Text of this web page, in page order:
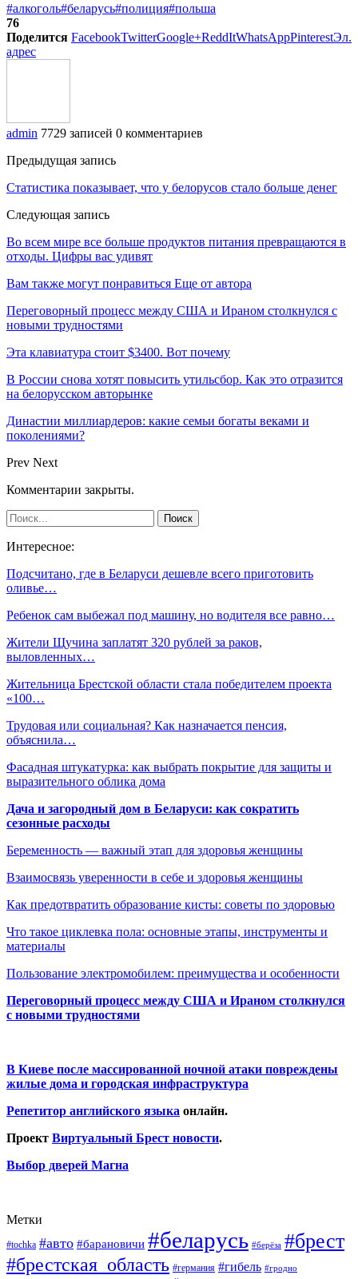
#алкоголь#беларусь#полиция#польша
76
Поделится FacebookTwitterGoogle+ReddItWhatsAppPinterestЭл.
адрес
admin 7729 записей 0 комментариев
Предыдущая запись
Статистика показывает, что у белорусов стало больше денег
Следующая запись
Во всем мире все больше продуктов питания превращаются в
отходы. Цифры вас удивят
Вам также могут понравиться Еще от автора
Переговорный процесс между США и Ираном столкнулся с
новыми трудностями
Эта клавиатура стоит $3400. Вот почему
В России снова хотят повысить утильсбор. Как это отразится
на белорусском авторынке
Династии миллиардеров: какие семьи богаты веками и
поколениями?
Prev Next
Комментарии закрыты.
Интересное:
Подсчитано, где в Беларуси дешевле всего приготовить
оливье…
Ребенок сам выбежал под машину, но водителя все равно…
Жители Щучина заплатят 320 рублей за раков,
выловленных…
Жительница Брестской области стала победителем проекта
«100…
Трудовая или социальная? Как назначается пенсия,
объяснила…
Фасадная штукатурка: как выбрать покрытие для защиты и
выразительного облика дома
Дача и загородный дом в Беларуси: как сократить
сезонные расходы
Беременность — важный этап для здоровья женщины
Взаимосвязь уверенности в себе и здоровья женщины
Как предотвратить образование кисты: советы по здоровью
Что такое циклевка пола: основные этапы, инструменты и
материалы
Пользование электромобилем: преимущества и особенности
Переговорный процесс между США и Ираном столкнулся
с новыми трудностями
В Киеве после массированной ночной атаки повреждены
жилые дома и городская инфраструктура
Репетитор английского языка онлайн.
Проект Виртуальный Брест новости.
Выбор дверей Магна
Метки
#tochka #авто #барановичи #беларусь #берёза #брест
#брестская_область #германия #гибель #гродно